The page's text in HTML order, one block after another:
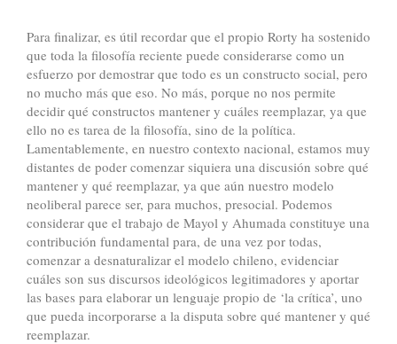
Para finalizar, es útil recordar que el propio Rorty ha sostenido
que toda la filosofía reciente puede considerarse como un
esfuerzo por demostrar que todo es un constructo social, pero
no mucho más que eso. No más, porque no nos permite
decidir qué constructos mantener y cuáles reemplazar, ya que
ello no es tarea de la filosofía, sino de la política.
Lamentablemente, en nuestro contexto nacional, estamos muy
distantes de poder comenzar siquiera una discusión sobre qué
mantener y qué reemplazar, ya que aún nuestro modelo
neoliberal parece ser, para muchos, presocial. Podemos
considerar que el trabajo de Mayol y Ahumada constituye una
contribución fundamental para, de una vez por todas,
comenzar a desnaturalizar el modelo chileno, evidenciar
cuáles son sus discursos ideológicos legitimadores y aportar
las bases para elaborar un lenguaje propio de ‘la crítica’, uno
que pueda incorporarse a la disputa sobre qué mantener y qué
reemplazar.